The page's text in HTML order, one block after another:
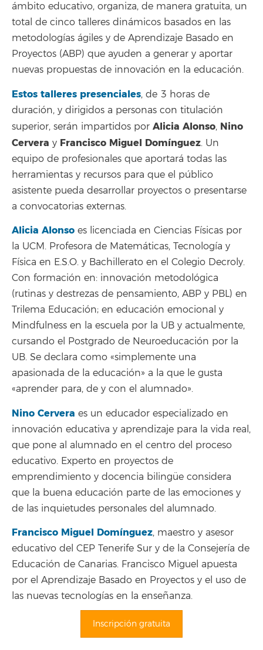
ámbito educativo, organiza, de manera gratuita, un
total de cinco talleres dinámicos basados en las
metodologías ágiles y de Aprendizaje Basado en
Proyectos (ABP) que ayuden a generar y aportar
nuevas propuestas de innovación en la educación.
Estos talleres presenciales, de 3 horas de
duración, y dirigidos a personas con titulación
superior, serán impartidos por Alicia Alonso, Nino
Cervera y Francisco Miguel Domínguez. Un
equipo de profesionales que aportará todas las
herramientas y recursos para que el público
asistente pueda desarrollar proyectos o presentarse
a convocatorias externas.
Alicia Alonso es licenciada en Ciencias Físicas por
la UCM. Profesora de Matemáticas, Tecnología y
Física en E.S.O. y Bachillerato en el Colegio Decroly.
Con formación en: innovación metodológica
(rutinas y destrezas de pensamiento, ABP y PBL) en
Trilema Educación; en educación emocional y
Mindfulness en la escuela por la UB y actualmente,
cursando el Postgrado de Neuroeducación por la
UB. Se declara como «simplemente una
apasionada de la educación» a la que le gusta
«aprender para, de y con el alumnado».
Nino Cervera es un educador especializado en
innovación educativa y aprendizaje para la vida real,
que pone al alumnado en el centro del proceso
educativo. Experto en proyectos de
emprendimiento y docencia bilingüe considera
que la buena educación parte de las emociones y
de las inquietudes personales del alumnado.
Francisco Miguel Domínguez, maestro y asesor
educativo del CEP Tenerife Sur y de la Consejería de
Educación de Canarias. Francisco Miguel apuesta
por el Aprendizaje Basado en Proyectos y el uso de
las nuevas tecnologías en la enseñanza.
Inscripción gratuita